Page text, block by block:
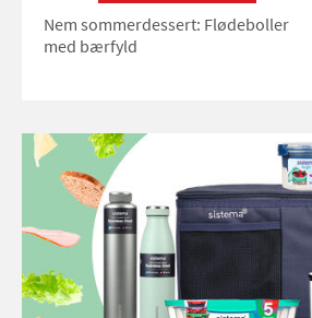
Nem sommerdessert: Flødeboller
med bærfyld